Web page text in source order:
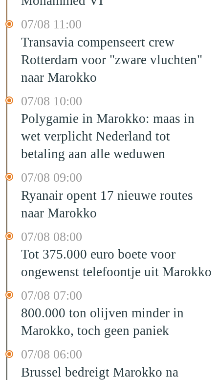
07/08 11:00
Transavia compenseert crew
Rotterdam voor "zware vluchten"
naar Marokko
07/08 10:00
Polygamie in Marokko: maas in
wet verplicht Nederland tot
betaling aan alle weduwen
07/08 09:00
Ryanair opent 17 nieuwe routes
naar Marokko
07/08 08:00
Tot 375.000 euro boete voor
ongewenst telefoontje uit Marokko
07/08 07:00
800.000 ton olijven minder in
Marokko, toch geen paniek
07/08 06:00
Brussel bedreigt Marokko na